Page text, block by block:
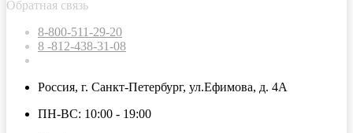
Обратная связь
8-800-511-29-20
8 -812-438-31-08
Россия, г. Санкт-Петербург, ул.Ефимова, д. 4А
ПН-ВС: 10:00 - 19:00